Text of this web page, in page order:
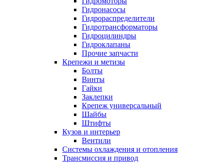
Гидронасосы
Гидрораспределители
Гидротрансформаторы
Гидроцилиндры
Гидроклапаны
Прочие запчасти
Крепежи и метизы
Болты
Винты
Гайки
Заклепки
Крепеж универсальный
Шайбы
Штифты
Кузов и интерьер
Вентили
Системы охлаждения и отопления
Трансмиссия и привод